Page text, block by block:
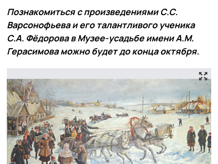
Познакомиться с произведениями С.С.
Варсонофьева и его талантливого ученика
С.А. Фёдорова в Музее-усадьбе имени А.М.
Герасимова можно будет до конца октября.